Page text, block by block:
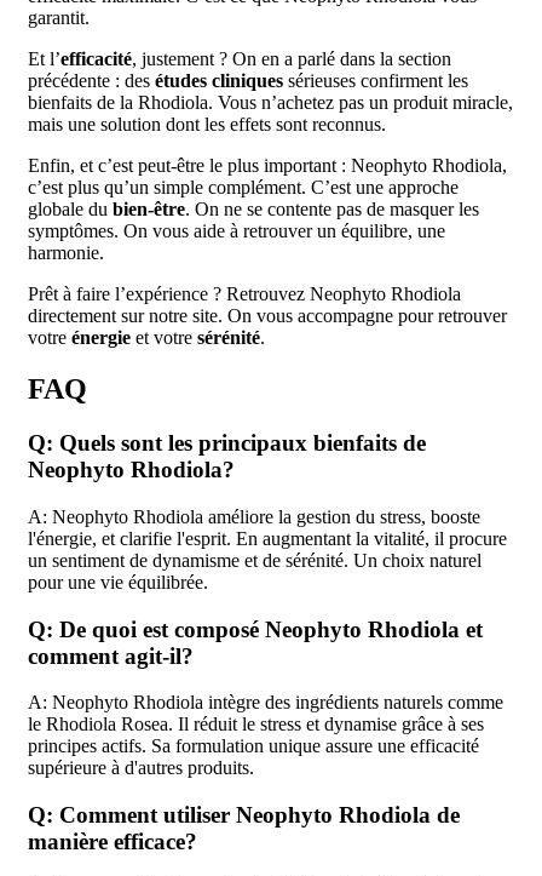
garantit.
Et l’efficacité, justement ? On en a parlé dans la section
précédente : des études cliniques sérieuses confirment les
bienfaits de la Rhodiola. Vous n’achetez pas un produit miracle,
mais une solution dont les effets sont reconnus.
Enfin, et c’est peut-être le plus important : Neophyto Rhodiola,
c’est plus qu’un simple complément. C’est une approche
globale du bien-être. On ne se contente pas de masquer les
symptômes. On vous aide à retrouver un équilibre, une
harmonie.
Prêt à faire l’expérience ? Retrouvez Neophyto Rhodiola
directement sur notre site. On vous accompagne pour retrouver
votre énergie et votre sérénité.
FAQ
Q: Quels sont les principaux bienfaits de
Neophyto Rhodiola?
A: Neophyto Rhodiola améliore la gestion du stress, booste
l'énergie, et clarifie l'esprit. En augmentant la vitalité, il procure
un sentiment de dynamisme et de sérénité. Un choix naturel
pour une vie équilibrée.
Q: De quoi est composé Neophyto Rhodiola et
comment agit-il?
A: Neophyto Rhodiola intègre des ingrédients naturels comme
le Rhodiola Rosea. Il réduit le stress et dynamise grâce à ses
principes actifs. Sa formulation unique assure une efficacité
supérieure à d'autres produits.
Q: Comment utiliser Neophyto Rhodiola de
manière efficace?